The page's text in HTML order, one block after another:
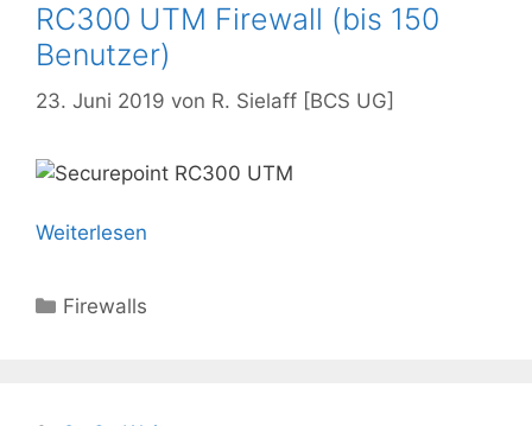
RC300 UTM Firewall (bis 150
Benutzer)
23. Juni 2019 von R. Sielaff [BCS UG]
Weiterlesen
Kategorien
Firewalls